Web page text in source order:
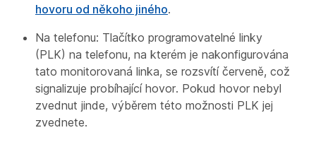
hovoru od někoho jiného.
Na telefonu: Tlačítko programovatelné linky
(PLK) na telefonu, na kterém je nakonfigurována
tato monitorovaná linka, se rozsvítí červeně, což
signalizuje probíhající hovor. Pokud hovor nebyl
zvednut jinde, výběrem této možnosti PLK jej
zvednete.